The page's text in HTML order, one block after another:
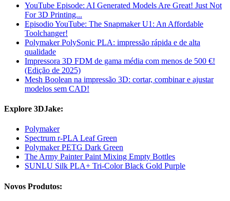
YouTube Episode: AI Generated Models Are Great! Just Not
For 3D Printing...
Episodio YouTube: The Snapmaker U1: An Affordable
Toolchanger!
Polymaker PolySonic PLA: impressão rápida e de alta
qualidade
Impressora 3D FDM de gama média com menos de 500 €!
(Edição de 2025)
Mesh Boolean na impressão 3D: cortar, combinar e ajustar
modelos sem CAD!
Explore 3DJake:
Polymaker
Spectrum r-PLA Leaf Green
Polymaker PETG Dark Green
The Army Painter Paint Mixing Empty Bottles
SUNLU Silk PLA+ Tri-Color Black Gold Purple
Novos Produtos: